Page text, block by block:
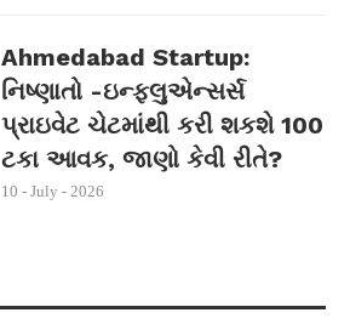
Ahmedabad Startup:
નિષ્ણાતો -ઇન્ફ્લુએન્સર્સ
પ્રાઇવેટ ચેટમાંથી કરી શકશે 100
ટકા આવક, જાણો કેવી રીતે?
10 - July - 2026